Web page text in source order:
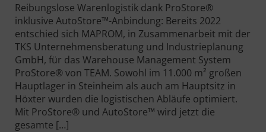
Reibungslose Warenlogistik dank ProStore®
inklusive AutoStore™-Anbindung: Bereits 2022
entschied sich MAPROM, in Zusammenarbeit mit der
TKS Unternehmensberatung und Industrieplanung
GmbH, für das Warehouse Management System
ProStore® von TEAM. Sowohl im 11.000 m² großen
Hauptlager in Steinheim als auch am Hauptsitz in
Höxter wurden die logistischen Abläufe optimiert.
Mit ProStore® und AutoStore™ wird jetzt die
gesamte […]